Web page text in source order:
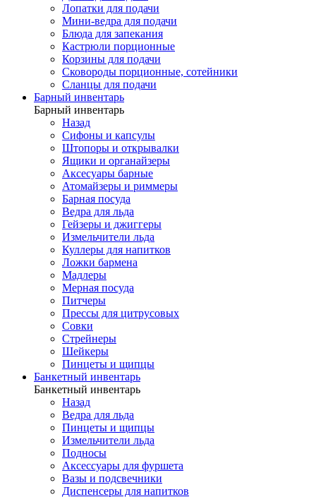
Лопатки для подачи
Мини-ведра для подачи
Блюда для запекания
Кастрюли порционные
Корзины для подачи
Сковороды порционные, сотейники
Сланцы для подачи
Барный инвентарь
Барный инвентарь
Назад
Сифоны и капсулы
Штопоры и открывалки
Ящики и органайзеры
Аксесуары барные
Атомайзеры и риммеры
Барная посуда
Ведра для льда
Гейзеры и джиггеры
Измельчители льда
Куллеры для напитков
Ложки бармена
Мадлеры
Мерная посуда
Питчеры
Прессы для цитрусовых
Совки
Стрейнеры
Шейкеры
Пинцеты и щипцы
Банкетный инвентарь
Банкетный инвентарь
Назад
Ведра для льда
Пинцеты и щипцы
Измельчители льда
Подносы
Аксессуары для фуршета
Вазы и подсвечники
Диспенсеры для напитков